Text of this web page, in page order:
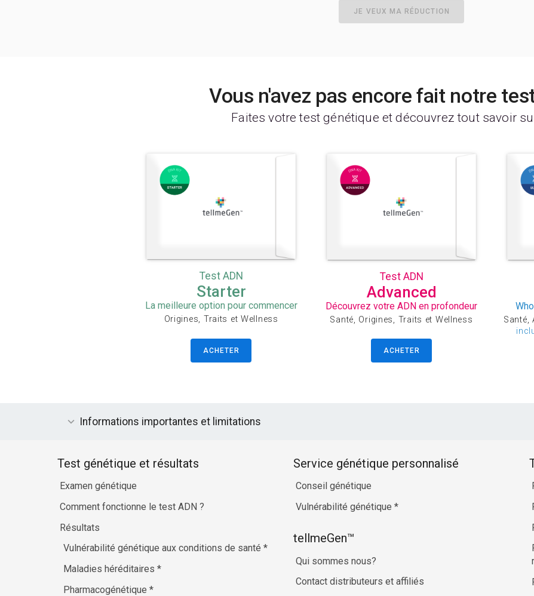
JE VEUX MA RÉDUCTION
Vous n'avez pas encore fait notre
Faites votre test génétique et découvrez tout savoir
Test ADN
Starter
La meilleure option pour commencer
Origines, Traits et Wellness
ACHETER
Test ADN
Advanced
Découvrez votre ADN en profondeur
Santé, Origines, Traits et Wellness
ACHETER
Santé,
Informations importantes et limitations
Test génétique et résultats
Examen génétique
Comment fonctionne le test ADN ?
Résultats
Vulnérabilité génétique aux conditions de santé *
Maladies héréditaires *
Pharmacogénétique *
Service génétique personnalisé
Conseil génétique
Vulnérabilité génétique *
tellmeGen™
Qui sommes nous?
Contact distributeurs et affiliés